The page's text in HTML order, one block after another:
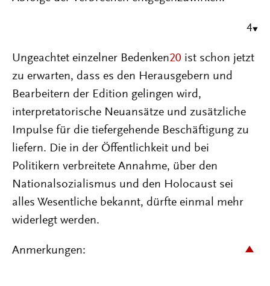
4
Ungeachtet einzelner Bedenken20 ist schon jetzt
zu erwarten, dass es den Herausgebern und
Bearbeitern der Edition gelingen wird,
interpretatorische Neuansätze und zusätzliche
Impulse für die tiefergehende Beschäftigung zu
liefern. Die in der Öffentlichkeit und bei
Politikern verbreitete Annahme, über den
Nationalsozialismus und den Holocaust sei
alles Wesentliche bekannt, dürfte einmal mehr
widerlegt werden.
Anmerkungen: